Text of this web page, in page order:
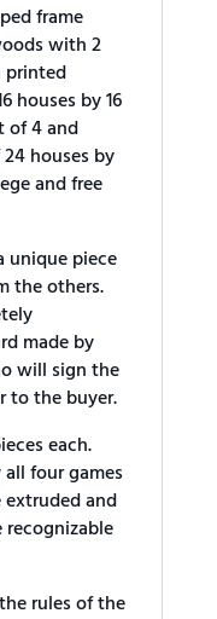
frame
with 2
printed
houses by 16
of 4 and
houses by
and free
unique piece
the others.
made by
will sign the
to the buyer.
each.
four games
extruded and
rules of the